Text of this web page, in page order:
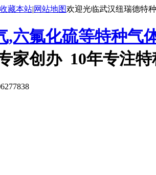
收藏本站|网站地图欢迎光临武汉纽瑞德特
家创办 10年专注